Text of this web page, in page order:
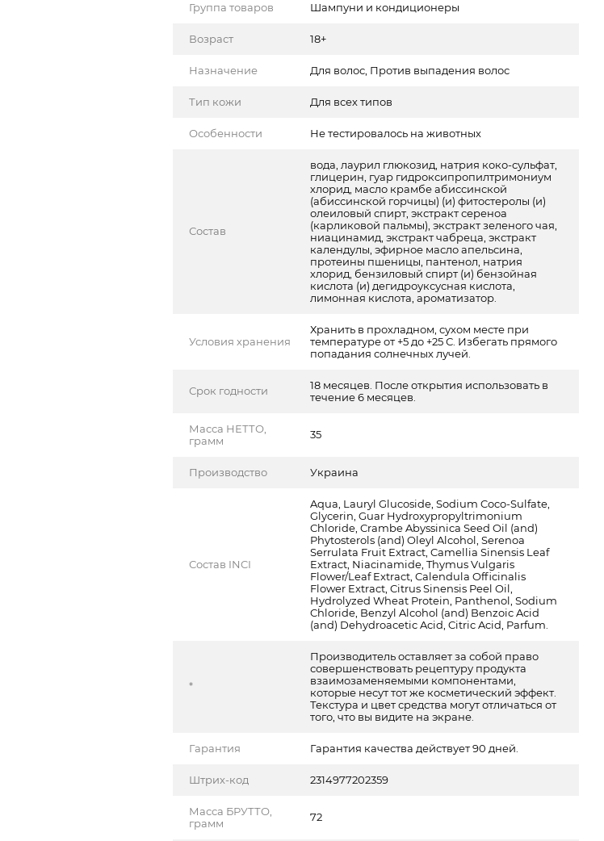
Группа товаров Шампуни и кондиционеры
Возраст 18+
Назначение Для волос, Против выпадения волос
Тип кожи Для всех типов
Особенности Не тестировалось на животных
Состав
вода, лаурил глюкозид, натрия коко-сульфат,
глицерин, гуар гидроксипропилтримониум
хлорид, масло крамбе абиссинской
(абиссинской горчицы) (и) фитостеролы (и)
олеиловый спирт, экстракт сереноа
(карликовой пальмы), экстракт зеленого чая,
ниацинамид, экстракт чабреца, экстракт
календулы, эфирное масло апельсина,
протеины пшеницы, пантенол, натрия
хлорид, бензиловый спирт (и) бензойная
кислота (и) дегидроуксусная кислота,
лимонная кислота, ароматизатор.
Условия хранения
Хранить в прохладном, сухом месте при
температуре от +5 до +25 С. Избегать прямого
попадания солнечных лучей.
Срок годности
18 месяцев. После открытия использовать в
течение 6 месяцев.
Масса НЕТТО,
грамм
35
Производство Украина
Состав INCI
Aqua, Lauryl Glucoside, Sodium Coco-Sulfate,
Glycerin, Guar Hydroxypropyltrimonium
Chloride, Crambe Abyssinica Seed Oil (and)
Phytosterols (and) Oleyl Alcohol, Serenoa
Serrulata Fruit Extract, Camellia Sinensis Leaf
Extract, Niacinamide, Thymus Vulgaris
Flower/Leaf Extract, Calendula Officinalis
Flower Extract, Citrus Sinensis Peel Oil,
Hydrolyzed Wheat Protein, Panthenol, Sodium
Chloride, Benzyl Alcohol (and) Benzoic Acid
(and) Dehydroacetic Acid, Citric Acid, Parfum.
*
Производитель оставляет за собой право
совершенствовать рецептуру продукта
взаимозаменяемыми компонентами,
которые несут тот же косметический эффект.
Текстура и цвет средства могут отличаться от
того, что вы видите на экране.
Гарантия Гарантия качества действует 90 дней.
Штрих-код 2314977202359
Масса БРУТТО,
грамм
72